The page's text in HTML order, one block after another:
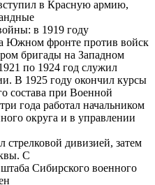
в Красную армию,
в 1919 году
Южном фронте против войск
бригады на Западном
по 1924 год служил
В 1925 году окончил курсы
состава при Военной
года работал начальником
округа и в управлении
стрелковой дивизией, затем
С
Сибирского военного